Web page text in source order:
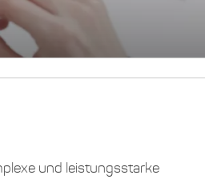
und leistungsstarke